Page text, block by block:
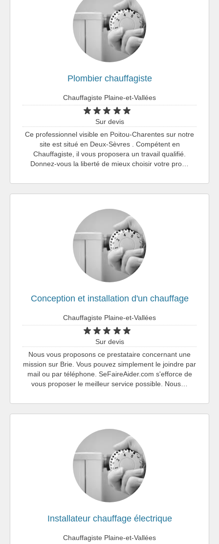
Plombier chauffagiste
Chauffagiste Plaine-et-Vallées
Sur devis
Ce professionnel visible en Poitou-Charentes sur notre
site est situé en Deux-Sèvres . Compétent en
Chauffagiste, il vous proposera un travail qualifié.
Donnez-vous la liberté de mieux choisir votre pro…
Conception et installation d'un chauffage
Chauffagiste Plaine-et-Vallées
Sur devis
Nous vous proposons ce prestataire concernant une
mission sur Brie. Vous pouvez simplement le joindre par
mail ou par téléphone. SeFaireAider.com s'efforce de
vous proposer le meilleur service possible. Nous…
Installateur chauffage électrique
Chauffagiste Plaine-et-Vallées